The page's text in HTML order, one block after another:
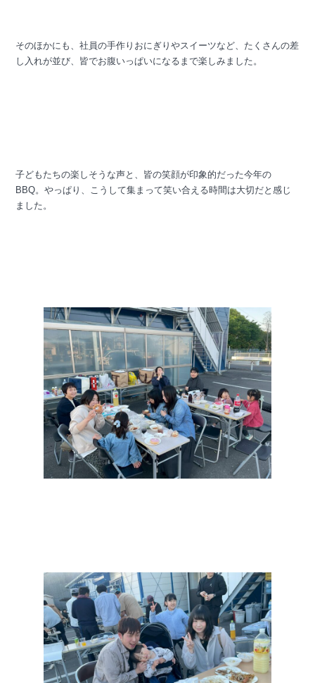
そのほかにも、社員の手作りおにぎりやスイーツなど、たくさんの差
し入れが並び、皆でお腹いっぱいになるまで楽しみました。
子どもたちの楽しそうな声と、皆の笑顔が印象的だった今年の
BBQ。やっぱり、こうして集まって笑い合える時間は大切だと感じ
ました。